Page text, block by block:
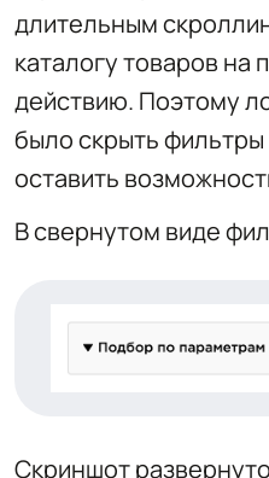
длительным
каталогу товаров на
действию. Поэтому
было скрыть
оставить
В свернутом виде
Скриншот